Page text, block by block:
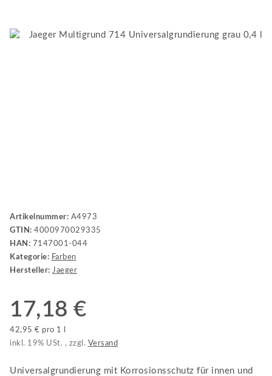
Artikelnummer: A4973
GTIN: 4000970029335
HAN: 7147001-044
Kategorie: Farben
Hersteller: Jaeger
17,18 €
42,95 € pro 1 l
inkl. 19% USt. , zzgl. Versand
Universalgrundierung mit Korrosionsschutz für innen und